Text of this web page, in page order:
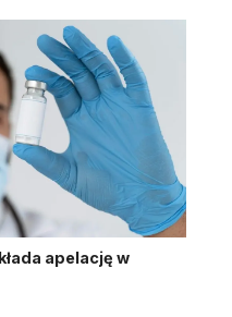
apelację w